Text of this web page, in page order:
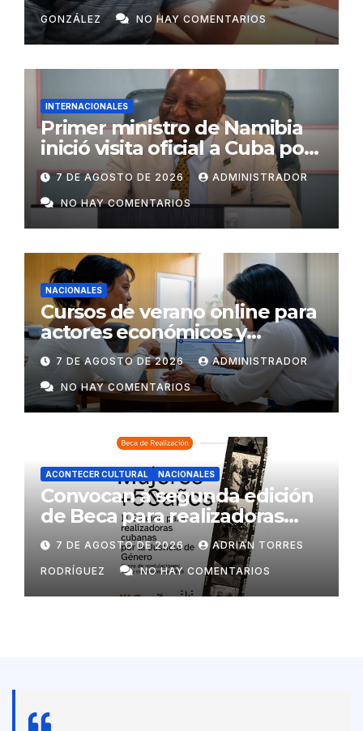
GONZÁLEZ NO HAY COMENTARIOS
INTERNACIONALES
Primer ministro de Namibia
inició visita oficial a Cuba por
invitación de Manuel Marrero
7 DE AGOSTO DE 2026 ADMINISTRADOR
NO HAY COMENTARIOS
NACIONALES
Cursos de verano online para
actores económicos y
estatales
7 DE AGOSTO DE 2026 ADMINISTRADOR
NO HAY COMENTARIOS
ACONTECER CULTURAL NACIONALES
Convocan a segunda edición
de Beca para realizadoras
mayores de 50 años
7 DE AGOSTO DE 2026 ADRIAN TORRES
RODRÍGUEZ NO HAY COMENTARIOS